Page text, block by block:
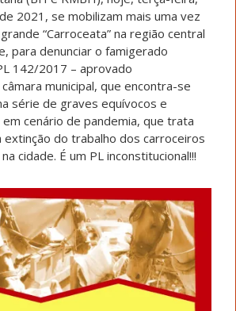
2021, se mobilizam mais uma vez
“Carroceata” na região central
para denunciar o famigerado
142/2017 – aprovado
municipal, que encontra-se
série de graves equívocos e
cenário de pandemia, que trata
do trabalho dos carroceiros
cidade. É um PL inconstitucional!!!